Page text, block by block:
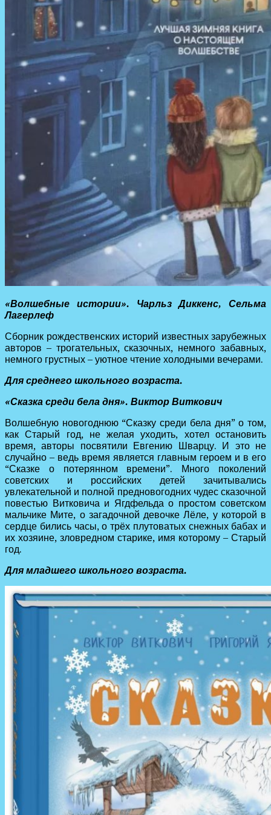
«Волшебные истории». Чарльз Диккенс, Сельма
Лагерлеф
Сборник рождественских историй известных зарубежных
авторов – трогательных, сказочных, немного забавных,
немного грустных – уютное чтение холодными вечерами.
Для среднего школьного возраста.
«Сказка среди бела дня». Виктор Виткович
Волшебную новогоднюю “Сказку среди бела дня” о том,
как Старый год, не желая уходить, хотел остановить
время, авторы посвятили Евгению Шварцу. И это не
случайно – ведь время является главным героем и в его
“Сказке о потерянном времени”. Много поколений
советских и российских детей зачитывались
увлекательной и полной предновогодних чудес сказочной
повестью Витковича и Ягдфельда о простом советском
мальчике Мите, о загадочной девочке Лёле, у которой в
сердце бились часы, о трёх плутоватых снежных бабах и
их хозяине, зловредном старике, имя которому – Старый
год.
Для младшего школьного возраста.